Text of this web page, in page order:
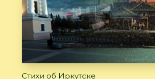
Стихи об Иркутске